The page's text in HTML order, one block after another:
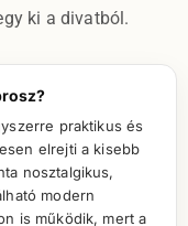
ki a divatból.
praktikus és
elrejti a kisebb
nosztalgikus,
modern
is működik, mert a